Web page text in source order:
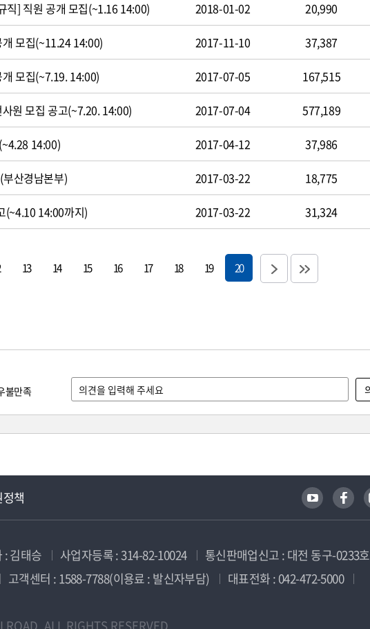
직] 직원 공개 모집(~1.16 14:00) 2018-01-02 20,990
모집(~11.24 14:00) 2017-11-10 37,387
모집(~7.19. 14:00) 2017-07-05 167,515
원 모집 공고(~7.20. 14:00) 2017-07-04 577,189
14:00) 2017-04-12 37,986
산경남본부) 2017-03-22 18,775
(~4.10 14:00까지) 2017-03-22 31,324
13 14 15 16 17 18 19 20
불만족
책
: 김태승 사업자등록 : 314-82-10024
통신판매업신고 : 대전 동구-0233호
고객센터 : 1588-7788(이용료 : 발신자부담)
대표전화 : 042-472-5000
ALL RIGHTS RESERVED.